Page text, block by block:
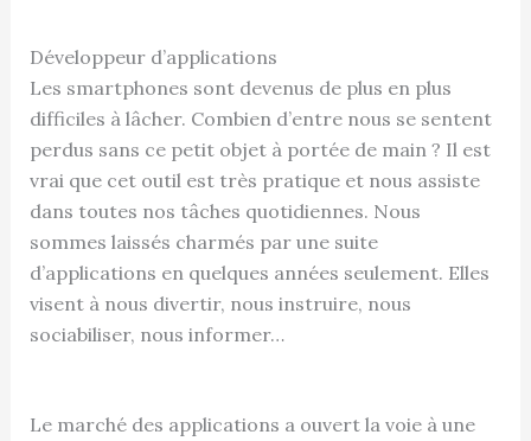
Développeur d’applications
Les smartphones sont devenus de plus en plus
difficiles à lâcher. Combien d’entre nous se sentent
perdus sans ce petit objet à portée de main ? Il est
vrai que cet outil est très pratique et nous assiste
dans toutes nos tâches quotidiennes. Nous
sommes laissés charmés par une suite
d’applications en quelques années seulement. Elles
visent à nous divertir, nous instruire, nous
sociabiliser, nous informer…
Le marché des applications a ouvert la voie à une